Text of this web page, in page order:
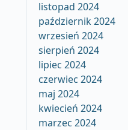
listopad 2024
październik 2024
wrzesień 2024
sierpień 2024
lipiec 2024
czerwiec 2024
maj 2024
kwiecień 2024
marzec 2024